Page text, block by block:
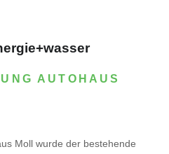
AUTOHAUS
Moll wurde der bestehende